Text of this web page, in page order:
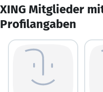
XING Mitglieder
Profilangaben